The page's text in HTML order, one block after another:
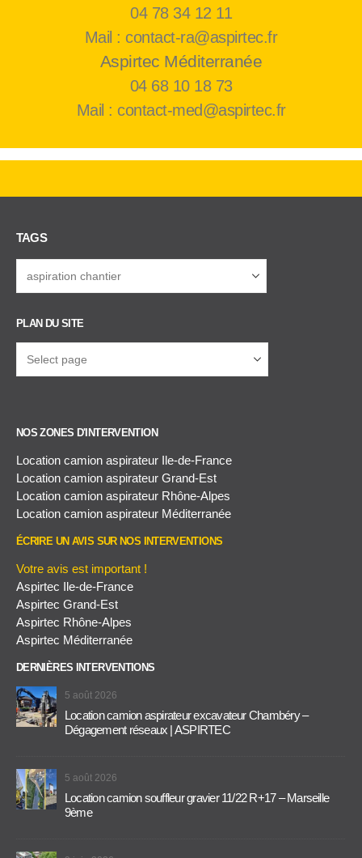
04 78 34 12 11
Mail : contact-ra@aspirtec.fr
Aspirtec Méditerranée
04 68 10 18 73
Mail : contact-med@aspirtec.fr
TAGS
PLAN DU SITE
NOS ZONES D'INTERVENTION
Location camion aspirateur Ile-de-France
Location camion aspirateur Grand-Est
Location camion aspirateur Rhône-Alpes
Location camion aspirateur Méditerranée
ÉCRIRE UN AVIS SUR NOS INTERVENTIONS
Votre avis est important !
Aspirtec Ile-de-France
Aspirtec Grand-Est
Aspirtec Rhône-Alpes
Aspirtec Méditerranée
DERNIÈRES INTERVENTIONS
5 août 2026
Location camion aspirateur excavateur Chambéry –
Dégagement réseaux | ASPIRTEC
5 août 2026
Location camion souffleur gravier 11/22 R+17 – Marseille
9ème